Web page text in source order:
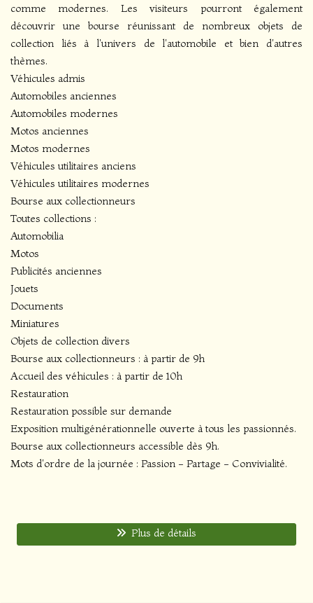
comme modernes. Les visiteurs pourront également
découvrir une bourse réunissant de nombreux objets de
collection liés à l'univers de l'automobile et bien d'autres
thèmes.
Véhicules admis
Automobiles anciennes
Automobiles modernes
Motos anciennes
Motos modernes
Véhicules utilitaires anciens
Véhicules utilitaires modernes
Bourse aux collectionneurs
Toutes collections :
Automobilia
Motos
Publicités anciennes
Jouets
Documents
Miniatures
Objets de collection divers
Bourse aux collectionneurs : à partir de 9h
Accueil des véhicules : à partir de 10h
Restauration
Restauration possible sur demande
Exposition multigénérationnelle ouverte à tous les passionnés.
Bourse aux collectionneurs accessible dès 9h.
Mots d'ordre de la journée : Passion - Partage - Convivialité.
Plus de détails